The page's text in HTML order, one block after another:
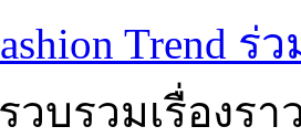
Trend
วบรวมเรื่องร